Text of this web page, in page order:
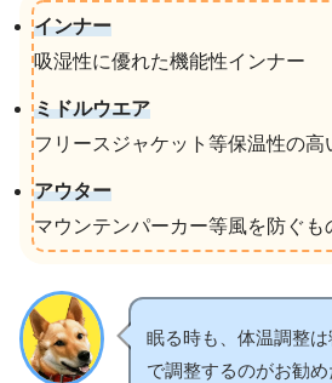
インナー
吸湿性に優れた機能性インナー
ミドルウエア
フリースジャケット等保温性の高
アウター
マウンテンパーカー等風を防ぐも
眠る時も、体温調整
で調整するのがお勧め